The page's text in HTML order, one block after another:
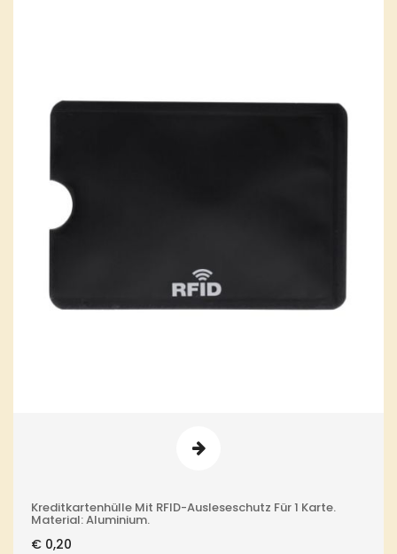
Kreditkartenhülle Mit RFID-Ausleseschutz Für 1 Karte.
Material: Aluminium.
€ 0,20